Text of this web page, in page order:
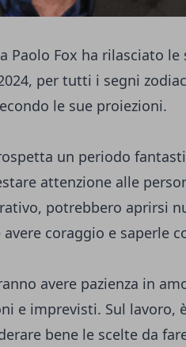
Paolo Fox ha rilasciato le
per tutti i segni
le sue proiezioni.
un periodo
attenzione alle
potrebbero aprirsi
coraggio e saperle
avere pazienza in
e imprevisti. Sul lavoro,
bene le scelte da